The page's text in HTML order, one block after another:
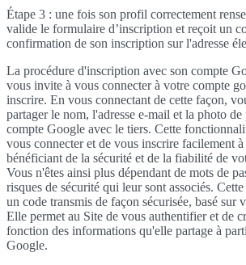
Étape 3 : une fois son profil correctement
valide le formulaire d’inscription et reçoit un
confirmation de son inscription sur l'adresse
La procédure d'inscription avec son compte
vous invite à vous connecter à votre compte
inscrire. En vous connectant de cette façon,
partager le nom, l'adresse e-mail et la photo
compte Google avec le tiers. Cette
vous connecter et de vous inscrire facilement
bénéficiant de la sécurité et de la fiabilité de
Vous n'êtes ainsi plus dépendant de mots de
risques de sécurité qui leur sont associés.
un code transmis de façon sécurisée, basé sur
Elle permet au Site de vous authentifier et de
fonction des informations qu'elle partage à
Google.